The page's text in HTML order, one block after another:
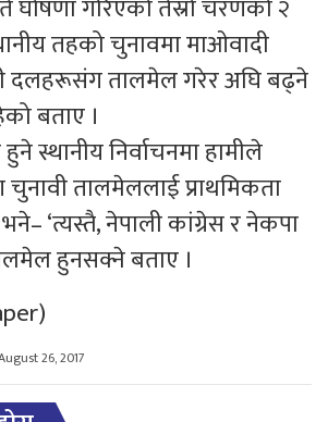
गरिएको तेस्रो चरणको २
तहको चुनावमा माओवादी
दलहरूसंग तालमेल गरेर अघि बढ्ने
बताए ।
स्थानीय निर्वाचनमा हामीले
तालमेललाई प्राथमिकता
‘त्यस्तै, नेपाली कांग्रेस र नेकपा
हुनसक्ने बताए ।
26, 2017